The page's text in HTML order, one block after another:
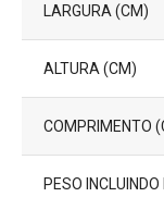
LARGURA (CM)
ALTURA (CM)
COMPRIMENTO
PESO